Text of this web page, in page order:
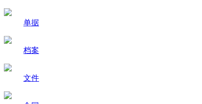
单据
档案
文件